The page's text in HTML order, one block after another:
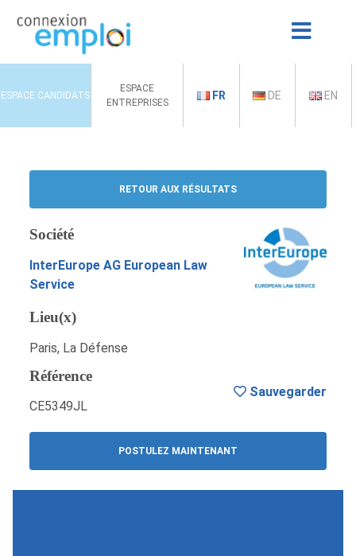
ESPACE CANDIDATS
ESPACE
ENTREPRISES
FR DE EN
RETOUR AUX RÉSULTATS
Société
InterEurope AG European Law
Service
Lieu(x)
Paris, La Défense
Référence
CE5349JL
POSTULEZ MAINTENANT
Sauvegarder